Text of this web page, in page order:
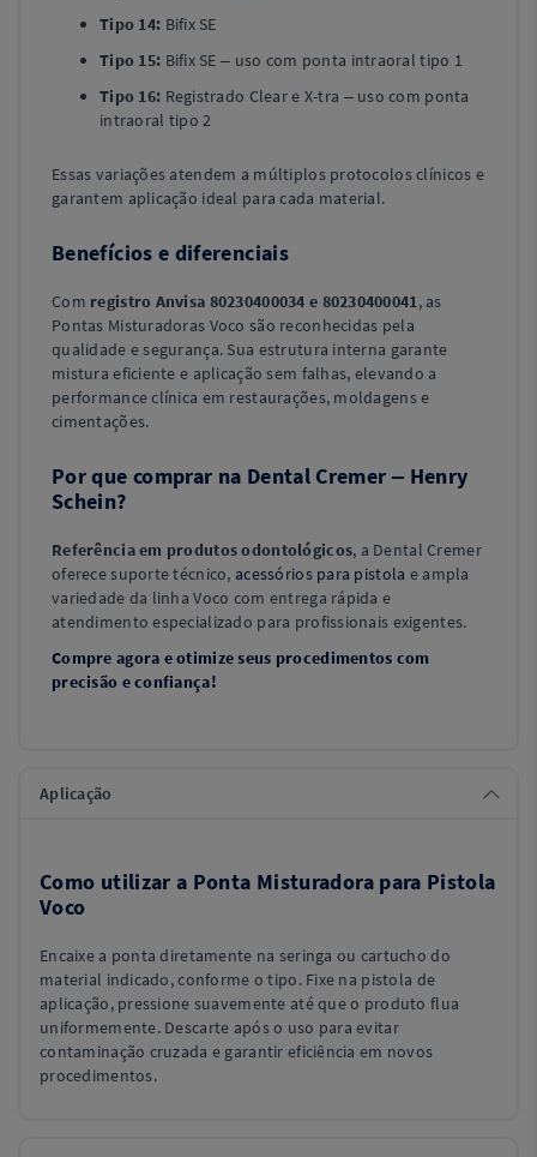
Tipo 14: Bifix SE
Tipo 15: Bifix SE – uso com ponta intraoral tipo 1
Tipo 16: Registrado Clear e X-tra – uso com ponta
intraoral tipo 2
Essas variações atendem a múltiplos protocolos clínicos e
garantem aplicação ideal para cada material.
Benefícios e diferenciais
Com registro Anvisa 80230400034 e 80230400041, as
Pontas Misturadoras Voco são reconhecidas pela
qualidade e segurança. Sua estrutura interna garante
mistura eficiente e aplicação sem falhas, elevando a
performance clínica em restaurações, moldagens e
cimentações.
Por que comprar na Dental Cremer – Henry
Schein?
Referência em produtos odontológicos, a Dental Cremer
oferece suporte técnico, acessórios para pistola e ampla
variedade da linha Voco com entrega rápida e
atendimento especializado para profissionais exigentes.
Compre agora e otimize seus procedimentos com
precisão e confiança!
Aplicação
Como utilizar a Ponta Misturadora para Pistola
Voco
Encaixe a ponta diretamente na seringa ou cartucho do
material indicado, conforme o tipo. Fixe na pistola de
aplicação, pressione suavemente até que o produto flua
uniformemente. Descarte após o uso para evitar
contaminação cruzada e garantir eficiência em novos
procedimentos.